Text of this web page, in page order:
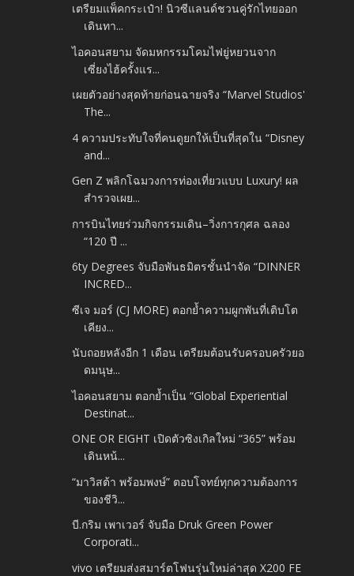
เตรียมแพ็คกระเป๋า! นิวซีแลนด์ชวนคู่รักไทยออก
เดินทา...
ไอคอนสยาม จัดมหกรรมโคมไฟยู่หยวนจาก
เซี่ยงไฮ้ครั้งแร...
เผยตัวอย่างสุดท้ายก่อนฉายจริง “Marvel Studios'
The...
4 ความประทับใจที่คนดูยกให้เป็นที่สุดใน “Disney
and...
Gen Z พลิกโฉมวงการท่องเที่ยวแบบ Luxury! ผล
สำรวจเผย...
การบินไทยร่วมกิจกรรมเดิน–วิ่งการกุศล ฉลอง
“120 ปี ...
6ty Degrees จับมือพันธมิตรชั้นนำจัด “DINNER
INCRED...
ซีเจ มอร์ (CJ MORE) ตอกย้ำความผูกพันที่เติบโต
เคียง...
นับถอยหลังอีก 1 เดือน เตรียมต้อนรับครอบครัวยอ
ดมนุษ...
ไอคอนสยาม ตอกย้ำเป็น “Global Experiential
Destinat...
ONE OR EIGHT เปิดตัวซิงเกิลใหม่ “365” พร้อม
เดินหน้...
“มาวิสต้า พร้อมพงษ์” ตอบโจทย์ทุกความต้องการ
ของชีวิ...
บี.กริม เพาเวอร์ จับมือ Druk Green Power
Corporati...
vivo เตรียมส่งสมาร์ตโฟนรุ่นใหม่ล่าสุด X200 FE